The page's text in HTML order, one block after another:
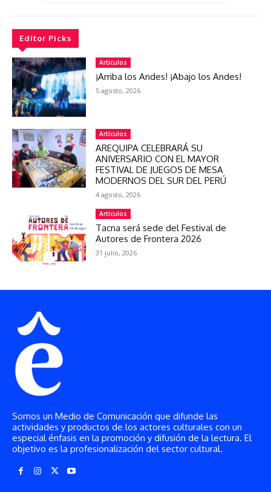
Editor Picks
Artículos
¡Arriba los Andes! ¡Abajo los Andes!
5 agosto, 2026
Artículos
AREQUIPA CELEBRARÁ SU
ANIVERSARIO CON EL MAYOR
FESTIVAL DE JUEGOS DE MESA
MODERNOS DEL SUR DEL PERÚ
4 agosto, 2026
Artículos
Tacna será sede del Festival de
Autores de Frontera 2026
31 julio, 2026
Somos un Medio de Comunicación que difunde las
actividades y productos de los actores culturales con un
especial énfasis en la promoción y difusión de la lectura. El
objetivo es la profesionalización del sector cultural.